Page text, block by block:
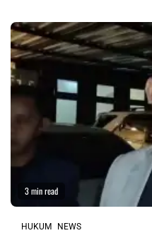
3 min read
HUKUM NEWS